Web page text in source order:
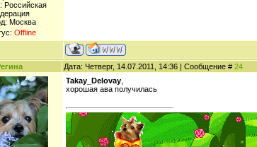
Российская
Москва
Offline
Дата: Четверг, 14.07.2011, 14:36 | Сообщение # 24
Takay_Delovay
хорошая ава получилась